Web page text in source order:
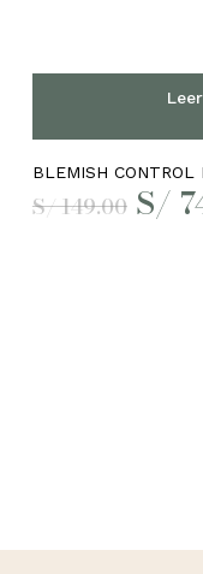
BLEMISH CONTROL
S/149.00 El
S/